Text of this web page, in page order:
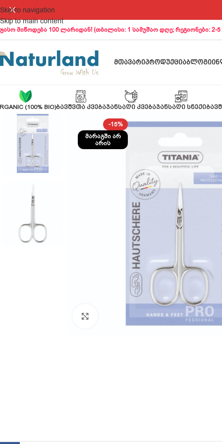
Skip to navigation
Skip to main content
მიწოდება 100 ლარიდან! (თბილისი: 1 სამუშაო დღე; რეგიონები: 2-
ᲛᲗᲐᲕᲐᲠᲘᲞᲠᲝᲓᲣᲥᲪᲘᲐᲑᲚᲝᲒᲘ
(100% BIO)ᲑᲐᲕᲨᲕᲗᲐ ᲙᲕᲔᲑᲐᲯᲐᲜᲡᲐᲦᲘ ᲙᲕᲔᲑᲐᲯᲐᲜᲡᲐᲦᲘ ᲡᲜᲔᲥᲘ
-15%
ᲛᲐᲠᲐᲒᲨᲘ ᲐᲠ
ᲐᲠᲘᲡ